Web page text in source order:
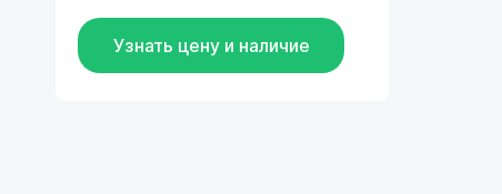
Узнать цену и наличие